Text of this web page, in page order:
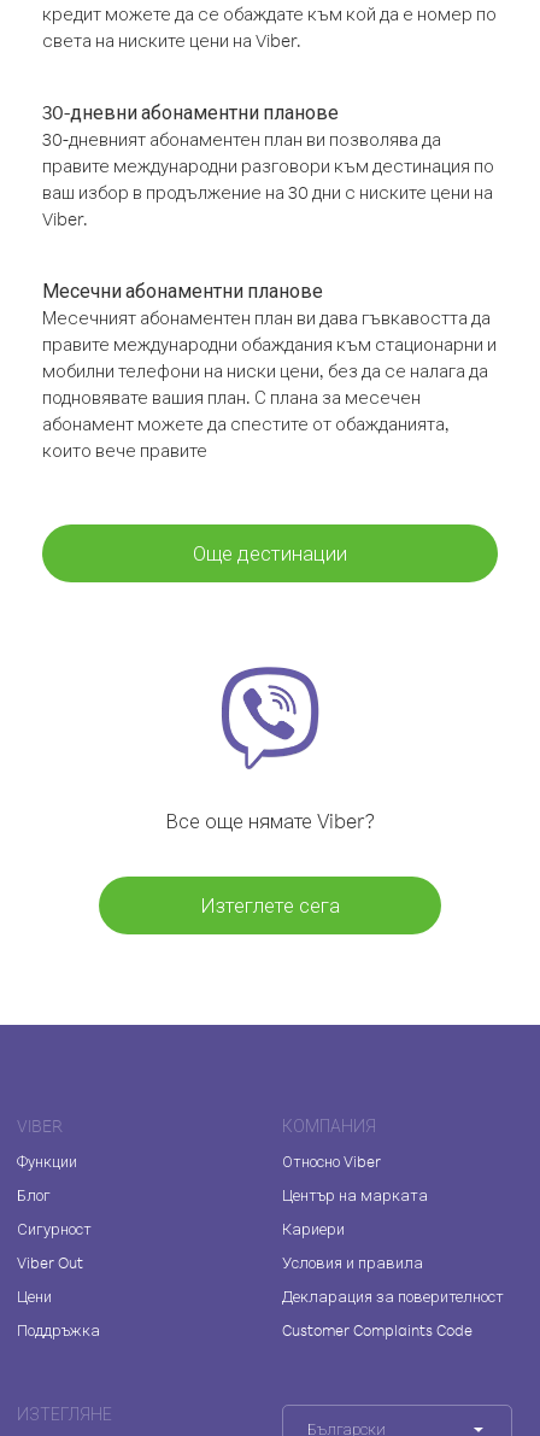
кредит можете да се обаждате към кой да е номер по
света на ниските цени на Viber.
30-дневни абонаментни планове
30-дневният абонаментен план ви позволява да
правите международни разговори към дестинация по
ваш избор в продължение на 30 дни с ниските цени на
Viber.
Месечни абонаментни планове
Месечният абонаментен план ви дава гъвкавостта да
правите международни обаждания към стационарни и
мобилни телефони на ниски цени, без да се налага да
подновявате вашия план. С плана за месечен
абонамент можете да спестите от обажданията,
които вече правите
Още дестинации
Все още нямате Viber?
Изтеглете сега
VIBER
Функции
Блог
Сигурност
Viber Out
Цени
Поддръжка
КОМПАНИЯ
Относно Viber
Център на марката
Кариери
Условия и правила
Декларация за поверителност
Customer Complaints Code
ИЗТЕГЛЯНЕ
Български